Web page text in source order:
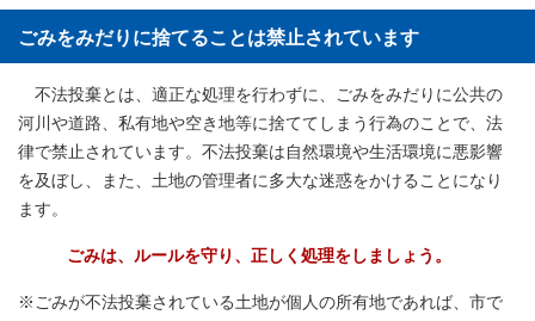
ごみをみだりに捨てることは禁止されています
不法投棄とは、適正な処理を行わずに、ごみをみだりに公共の
河川や道路、私有地や空き地等に捨ててしまう行為のことで、法
律で禁止されています。不法投棄は自然環境や生活環境に悪影響
を及ぼし、また、土地の管理者に多大な迷惑をかけることになり
ます。
ごみは、ルールを守り、正しく処理をしましょう。
※ごみが不法投棄されている土地が個人の所有地であれば、市で